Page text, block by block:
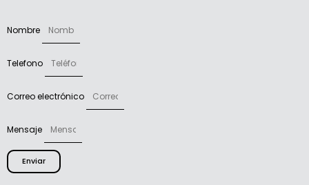
Nombre
Telefono
Correo electrónico
Mensaje
Enviar